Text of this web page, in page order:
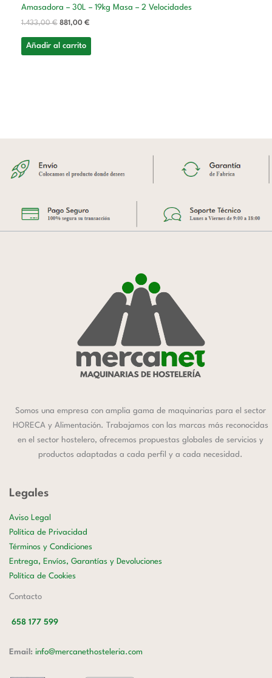
Amasadora – 30L – 19kg Masa – 2 Velocidades
1.433,00€ 881,00 €
Añadir al carrito
Somos una empresa con amplia gama de maquinarias para el sector
HORECA y Alimentación. Trabajamos con las marcas más reconocidas
en el sector hostelero, ofrecemos propuestas globales de servicios y
productos adaptadas a cada perfil y a cada necesidad.
Legales
Aviso Legal
Política de Privacidad
Términos y Condiciones
Entrega, Envíos, Garantías y Devoluciones
Política de Cookies
Contacto
658 177 599
Email: info@mercanethosteleria.com